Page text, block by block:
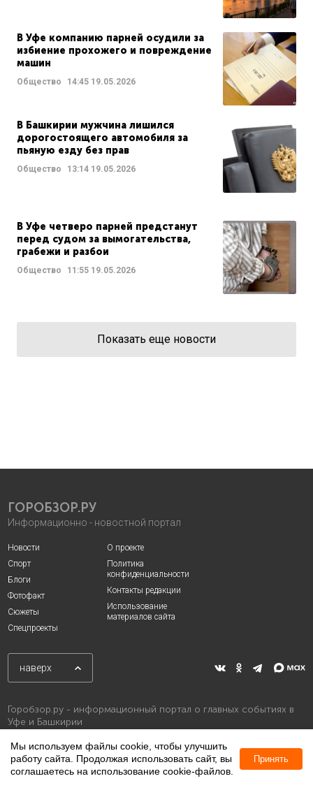
В Уфе компанию парней осудили за
избиение прохожего и повреждение
машин
Общество 14:45 19.05.2026
В Башкирии мужчина лишился
дорогостоящего автомобиля за
пьяную езду без прав
Общество 13:14 19.05.2026
В Уфе четверо парней предстанут
перед судом за вымогательства,
грабежи и разбои
Общество 11:55 19.05.2026
Показать еще новости
ГОРОБЗОР.РУ
Информационно - новостной портал
Новости
Спорт
Блоги
Фотофакт
Сюжеты
Спецпроекты
О проекте
Политика
конфиденциальности
Контакты редакции
Использование
материалов сайта
наверх
Горобзор.ру - информационный портал о главных событиях в
Уфе и Башкирии
Мы используем файлы cookie, чтобы улучшить
работу сайта. Продолжая использовать сайт, вы
соглашаетесь на использование cookie-файлов.
Принять